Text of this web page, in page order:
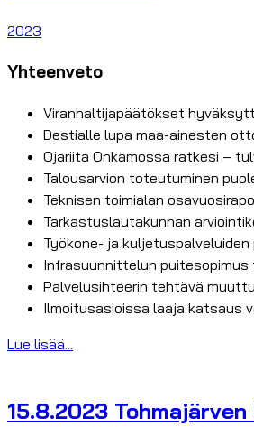
2023
Yhteenveto
Viranhaltijapäätökset
Destialle lupa maa-ainesten
Ojariita Onkamossa ratkesi –
Talousarvion toteutuminen
Teknisen toimialan
Tarkastuslautakunnan
Työkone- ja
Infrasuunnittelun puitesopimus
Palvelusihteerin tehtävä
Ilmoitusasioissa laaja katsaus
Lue lisää...
15.8.2023